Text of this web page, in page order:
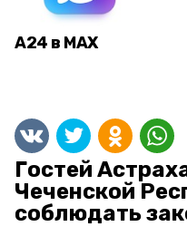
А24 в MAX
Гостей
Чеченской
соблюдать